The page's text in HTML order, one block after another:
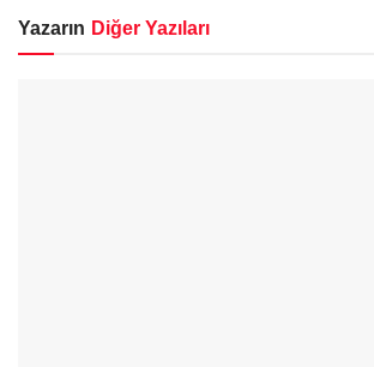
Yazarın Diğer Yazıları